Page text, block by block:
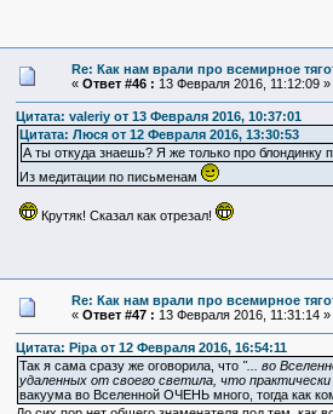
Re: Как нам врали про всемирное
« Ответ #46 : 13 Февраля 2016, 11:12:09 »
Цитата: valeriy от 13 Февраля 2016, 10:37:01
Цитата: Люся от 12 Февраля 2016, 13:30:53
А ты откуда знаешь? Я же только про блондинку
Из медитации по письменам
Крутяк! Сказал как отрезал!
Re: Как нам врали про всемирное
« Ответ #47 : 13 Февраля 2016, 11:31:14 »
Цитата: Pipa от 12 Февраля 2016, 16:54:11
Так я сама сразу же оговорила, что "... во
удаленных от своего светила, что
вакуума во Вселенной ОЧЕНЬ много, тогда как